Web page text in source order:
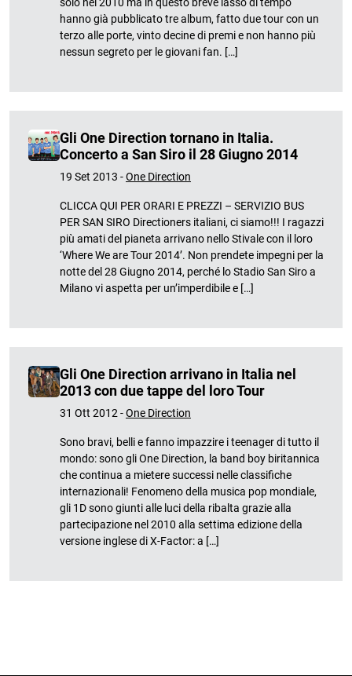
hanno già pubblicato tre album, fatto due tour con un
terzo alle porte, vinto decine di premi e non hanno più
nessun segreto per le giovani fan. […]
Gli One Direction tornano in Italia.
Concerto a San Siro il 28 Giugno 2014
19 Set 2013 -One Direction
CLICCA QUI PER ORARI E PREZZI – SERVIZIO BUS
PER SAN SIRO Directioners italiani, ci siamo!!! I ragazzi
più amati del pianeta arrivano nello Stivale con il loro
‘Where We are Tour 2014’. Non prendete impegni per la
notte del 28 Giugno 2014, perché lo Stadio San Siro a
Milano vi aspetta per un’imperdibile e […]
Gli One Direction arrivano in Italia nel
2013 con due tappe del loro Tour
31 Ott 2012 -One Direction
Sono bravi, belli e fanno impazzire i teenager di tutto il
mondo: sono gli One Direction, la band boy biritannica
che continua a mietere successi nelle classifiche
internazionali! Fenomeno della musica pop mondiale,
gli 1D sono giunti alle luci della ribalta grazie alla
partecipazione nel 2010 alla settima edizione della
versione inglese di X-Factor: a […]